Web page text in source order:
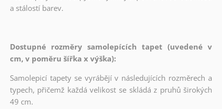
a stálostí barev.
Dostupné rozměry samolepících tapet (uvedené v
cm, v poměru šířka x výška):
Samolepicí tapety se vyrábějí v následujících rozměrech a
typech, přičemž každá velikost se skládá z pruhů širokých
49 cm.